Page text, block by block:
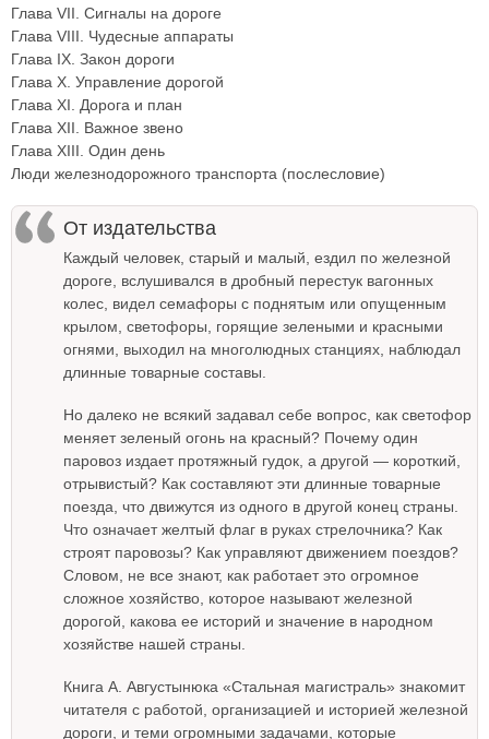
Глава VII. Сигналы на дороге
Глава VIII. Чудесные аппараты
Глава IX. Закон дороги
Глава X. Управление дорогой
Глава XI. Дорога и план
Глава XII. Важное звено
Глава XIII. Один день
Люди железнодорожного транспорта (послесловие)
От издательства
Каждый человек, старый и малый, ездил по железной
дороге, вслушивался в дробный перестук вагонных
колес, видел семафоры с поднятым или опущенным
крылом, светофоры, горящие зелеными и красными
огнями, выходил на многолюдных станциях, наблюдал
длинные товарные составы.
Но далеко не всякий задавал себе вопрос, как светофор
меняет зеленый огонь на красный? Почему один
паровоз издает протяжный гудок, а другой — короткий,
отрывистый? Как составляют эти длинные товарные
поезда, что движутся из одного в другой конец страны.
Что означает желтый флаг в руках стрелочника? Как
строят паровозы? Как управляют движением поездов?
Словом, не все знают, как работает это огромное
сложное хозяйство, которое называют железной
дорогой, какова ее историй и значение в народном
хозяйстве нашей страны.
Книга А. Августынюка «Стальная магистраль» знакомит
читателя с работой, организацией и историей железной
дороги, и теми огромными задачами, которые